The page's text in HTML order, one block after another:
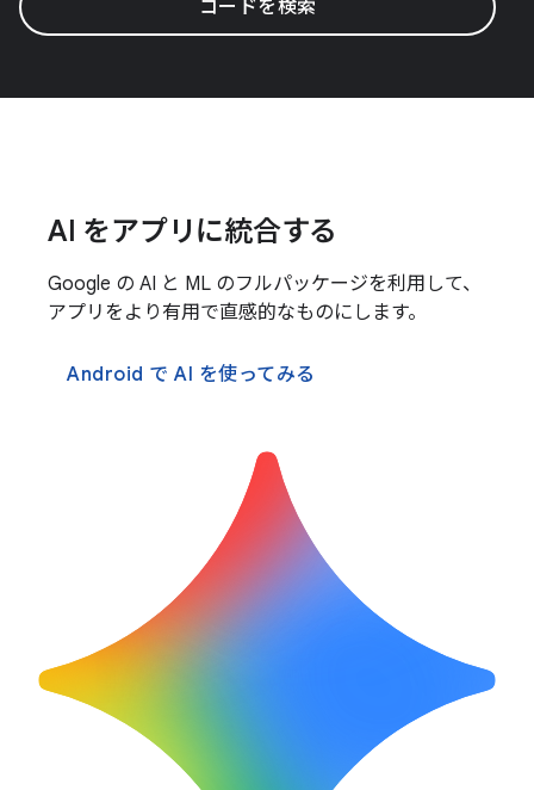
コードを検索
AI をアプリに統合する
Google の AI と ML のフルパッケージを利用して、
アプリをより有用で直感的なものにします。
Android で AI を使ってみる